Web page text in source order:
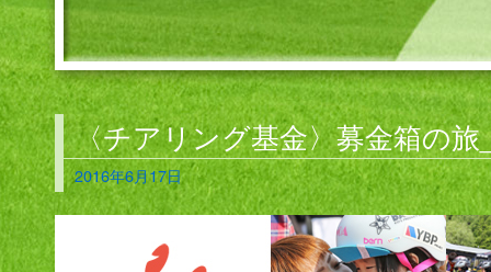
〈チアリング基金〉募金箱の旅
2016年6月17日